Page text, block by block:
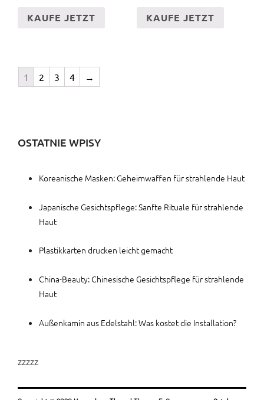
KAUFE JETZT KAUFE JETZT
1 2 3 4 →
OSTATNIE WPISY
Koreanische Masken: Geheimwaffen für strahlende Haut
Japanische Gesichtspflege: Sanfte Rituale für strahlende
Haut
Plastikkarten drucken leicht gemacht
China-Beauty: Chinesische Gesichtspflege für strahlende
Haut
Außenkamin aus Edelstahl: Was kostet die Installation?
zzzzz